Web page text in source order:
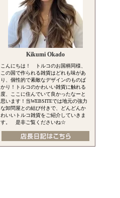
Kikumi Okado
こんにちは！ トルコのお国柄同様、
この国で作られる雑貨はどれも味があ
り、個性的で素敵なデザインのものば
かり！トルコのかわいい雑貨に触れる
度、ここに住んでいて良かったなーと
思います！当WEBSITEでは地元の強力
な卸問屋との結び付きで、どんどんか
わいいトルコ雑貨をご紹介していきま
す。 是非ご覧くださいね☆